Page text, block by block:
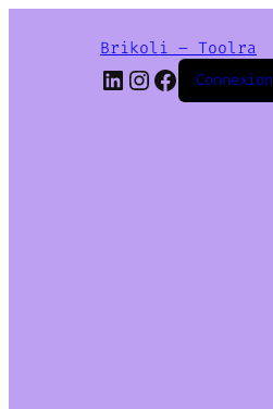
Brikoli – Toolra
LinkedIn
Instagram
Facebook
Connexion